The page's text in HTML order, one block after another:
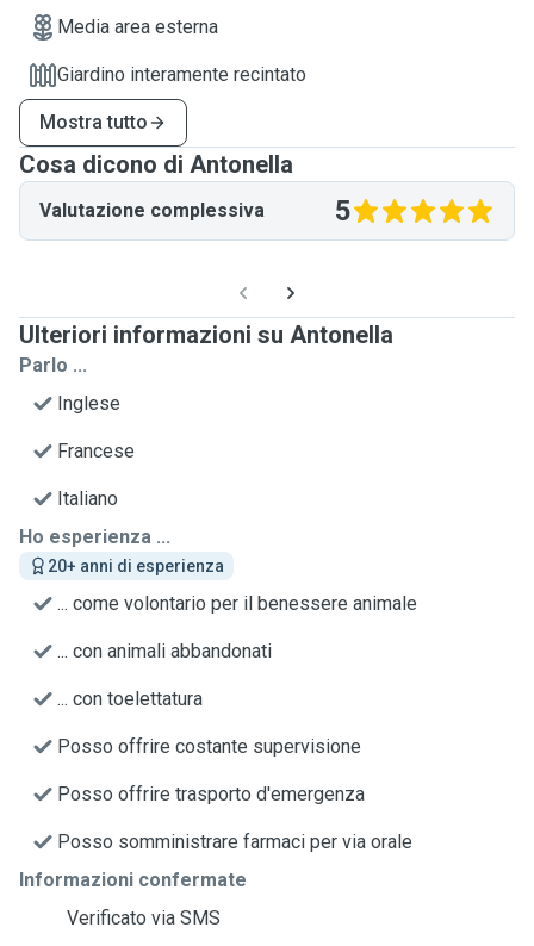
Media area esterna
Giardino interamente recintato
Mostra tutto
Cosa dicono di Antonella
Valutazione complessiva 5
Ulteriori informazioni su Antonella
Parlo ...
Inglese
Francese
Italiano
Ho esperienza ...
20+ anni di esperienza
... come volontario per il benessere animale
... con animali abbandonati
... con toelettatura
Posso offrire costante supervisione
Posso offrire trasporto d'emergenza
Posso somministrare farmaci per via orale
Informazioni confermate
Verificato via SMS